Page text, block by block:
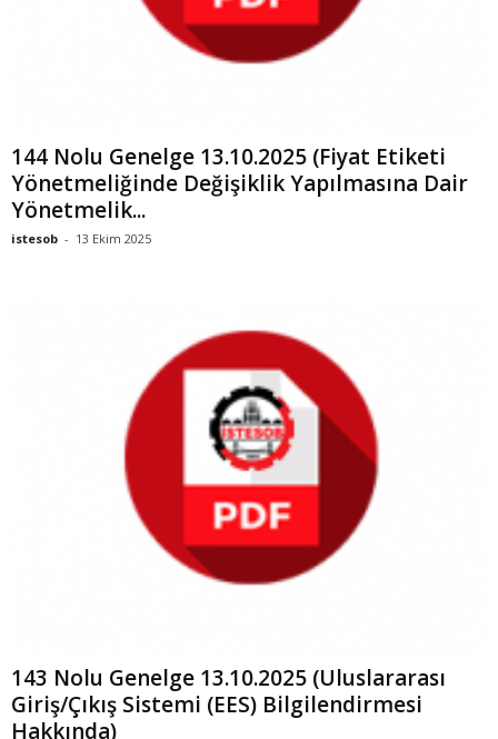
144 Nolu Genelge 13.10.2025 (Fiyat Etiketi
Yönetmeliğinde Değişiklik Yapılmasına Dair
Yönetmelik...
istesob - 13 Ekim 2025
143 Nolu Genelge 13.10.2025 (Uluslararası
Giriş/Çıkış Sistemi (EES) Bilgilendirmesi
Hakkında)